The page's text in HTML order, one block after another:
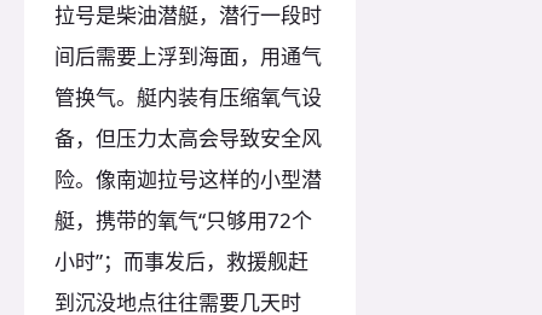
拉号是柴油潜艇，潜行一段时
间后需要上浮到海面，用通气
管换气。艇内装有压缩氧气设
备，但压力太高会导致安全风
险。像南迦拉号这样的小型潜
艇，携带的氧气“只够用72个
小时”；而事发后，救援舰赶
到沉没地点往往需要几天时